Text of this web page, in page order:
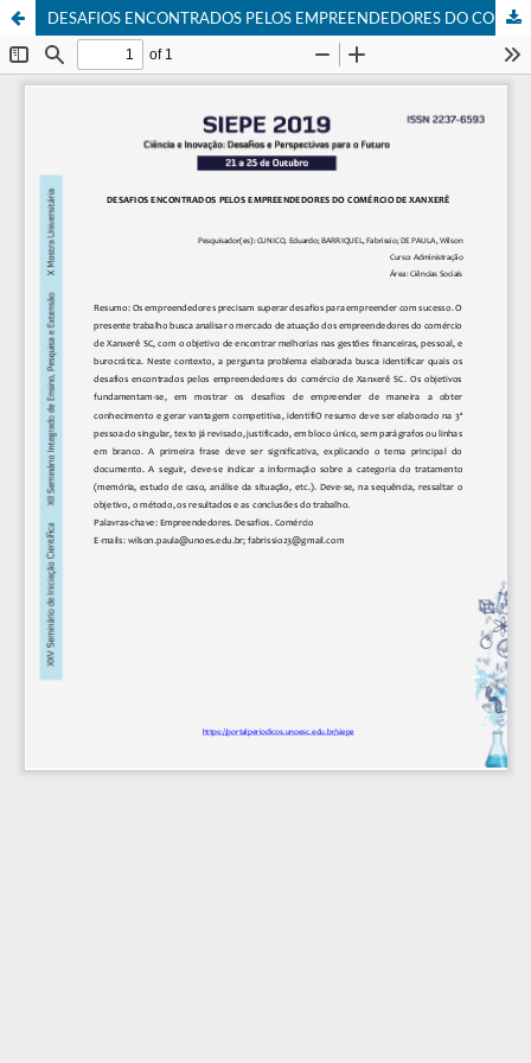
DESAFIOS ENCONTRADOS PELOS EMPREENDEDORES DO COMÉRCIO EM XANXERÊ